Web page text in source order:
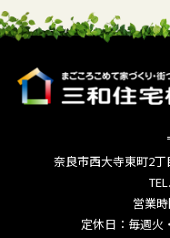
奈良市西大寺東町2
営業
定休日：毎週火